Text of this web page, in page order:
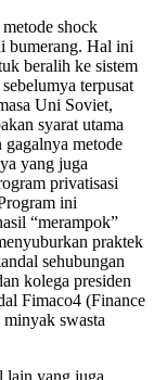
shock
bumerang. Hal ini
beralih ke sistem
terpusat
Uni Soviet,
syarat utama
gagalnya metode
yang juga
privatisasi
ini
“merampok”
praktek
sehubungan
kolega presiden
Fimaco4 (Finance
swasta
lain yang juga